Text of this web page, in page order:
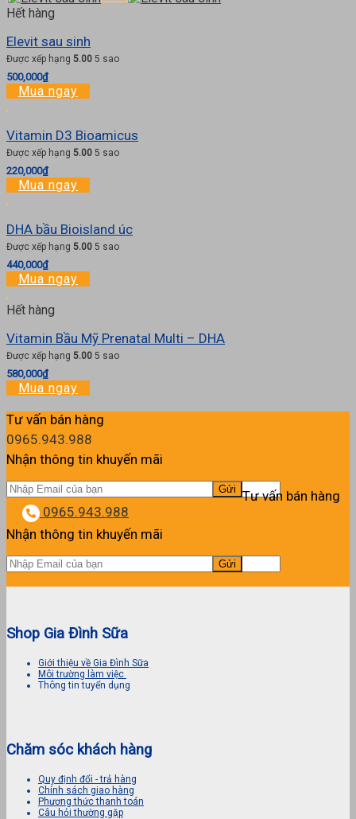
Hết hàng
Elevit sau sinh
Được xếp hạng 5.00 5 sao
500,000₫
Mua ngay
Vitamin D3 Bioamicus
Được xếp hạng 5.00 5 sao
220,000₫
Mua ngay
DHA bầu Bioisland úc
Được xếp hạng 5.00 5 sao
440,000₫
Mua ngay
Hết hàng
Vitamin Bầu Mỹ Prenatal Multi – DHA
Được xếp hạng 5.00 5 sao
580,000₫
Mua ngay
Tư vấn bán hàng
0965.943.988
Nhận thông tin khuyến mãi
Tư vấn bán hàng
0965.943.988
Nhận thông tin khuyến mãi
Shop Gia Đình Sữa
Giới thiệu về Gia Đình Sữa
Môi trường làm việc
Thông tin tuyển dụng
Chăm sóc khách hàng
Quy định đổi - trả hàng
Chính sách giao hàng
Phương thức thanh toán
Câu hỏi thường gặp